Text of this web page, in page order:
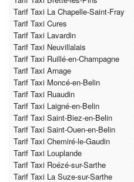
Tarif Taxi La Chapelle-Saint-Fray
Tarif Taxi Cures
Tarif Taxi Lavardin
Tarif Taxi Neuvillalais
Tarif Taxi Ruillé-en-Champagne
Tarif Taxi Arnage
Tarif Taxi Moncé-en-Belin
Tarif Taxi Ruaudin
Tarif Taxi Laigné-en-Belin
Tarif Taxi Saint-Biez-en-Belin
Tarif Taxi Saint-Ouen-en-Belin
Tarif Taxi Chemiré-le-Gaudin
Tarif Taxi Louplande
Tarif Taxi Roézé-sur-Sarthe
Tarif Taxi La Suze-sur-Sarthe